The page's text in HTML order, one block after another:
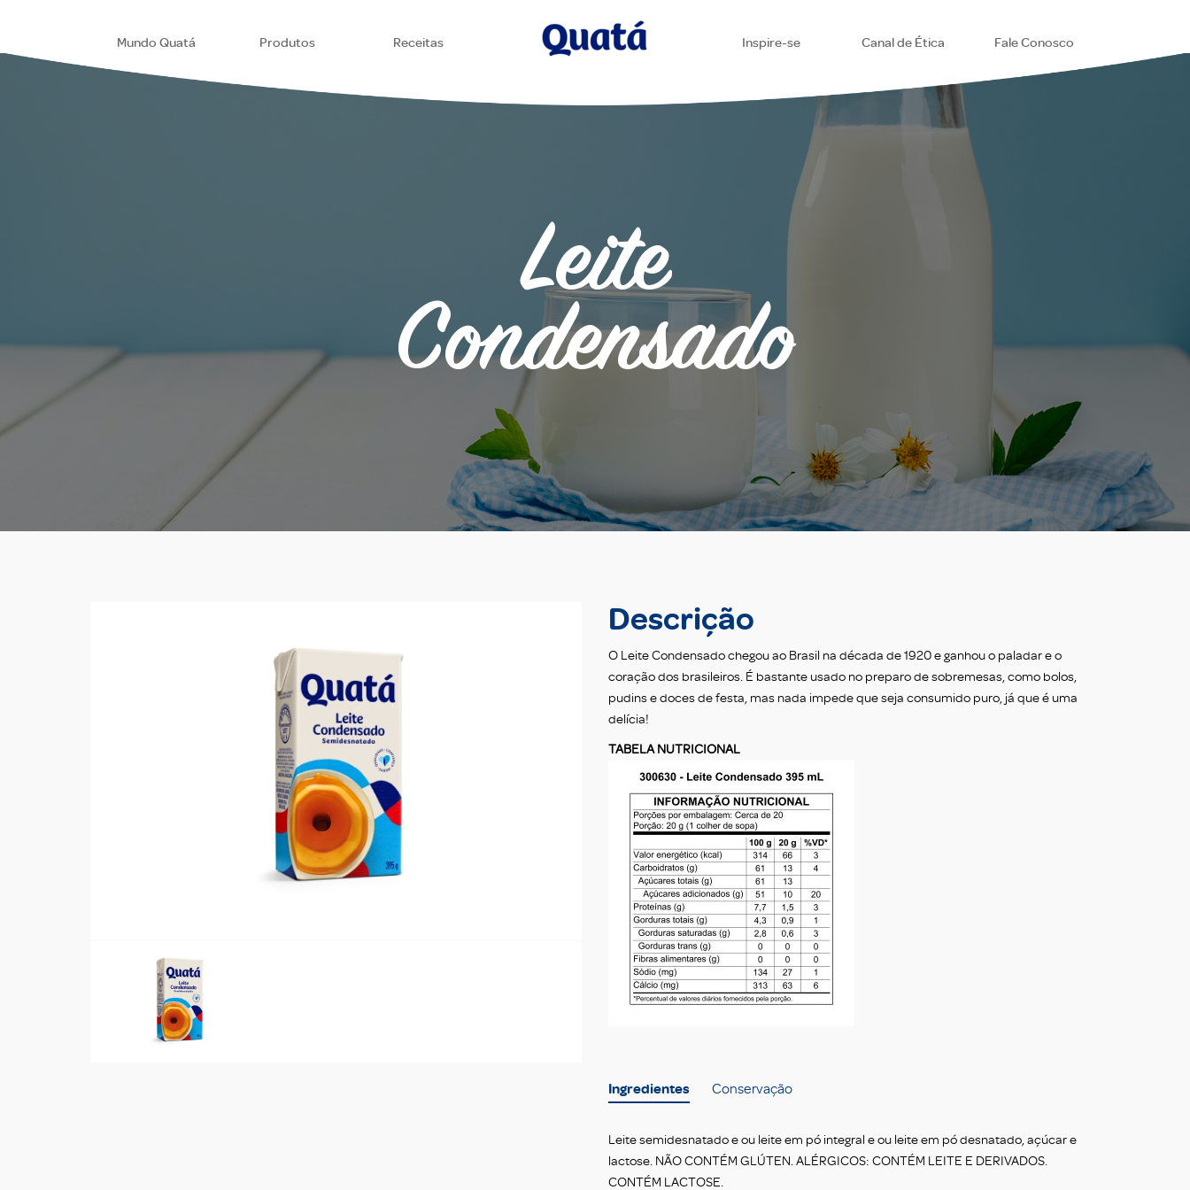
Mundo Quatá Produtos Receitas Inspire-se Canal de Ética Fale Conosco
Leite
Condensado
Descrição
O Leite Condensado chegou ao Brasil na década de 1920 e ganhou o paladar e o
coração dos brasileiros. É bastante usado no preparo de sobremesas, como bolos,
pudins e doces de festa, mas nada impede que seja consumido puro, já que é uma
delícia!
TABELA NUTRICIONAL
Ingredientes Conservação
Leite semidesnatado e ou leite em pó integral e ou leite em pó desnatado, açúcar e
lactose. NÃO CONTÉM GLÚTEN. ALÉRGICOS: CONTÉM LEITE E DERIVADOS.
CONTÉM LACTOSE.